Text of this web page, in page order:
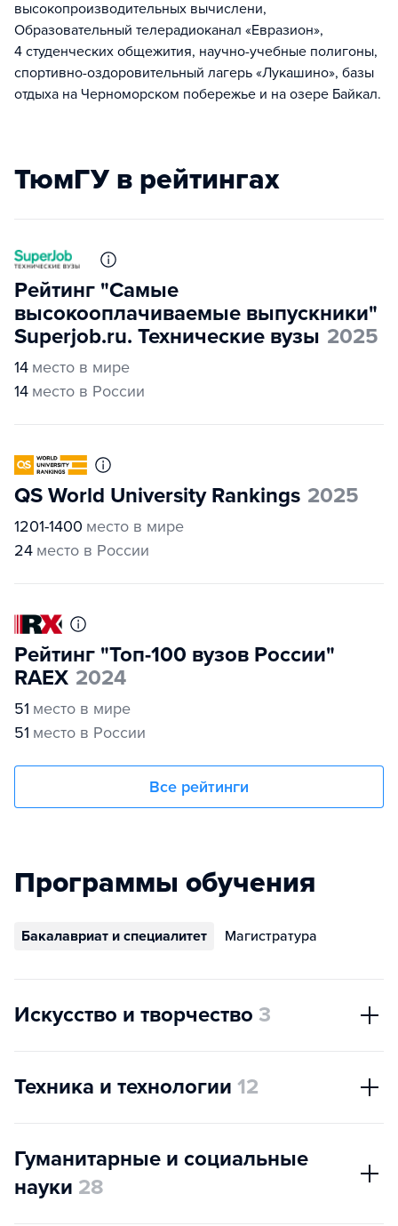
высокопроизводительных вычислени,
Образовательный телерадиоканал «Евразион»,
4 студенческих общежития, научно-учебные полигоны,
спортивно-оздоровительный лагерь «Лукашино», базы
отдыха на Черноморском побережье и на озере Байкал.
ТюмГУ в рейтингах
Рейтинг "Самые
высокооплачиваемые выпускники"
Superjob.ru. Технические вузы 2025
14 место в мире
14 место в России
QS World University Rankings 2025
1201-1400 место в мире
24 место в России
Рейтинг "Топ-100 вузов России"
RAEX 2024
51 место в мире
51 место в России
Все рейтинги
Программы обучения
Бакалавриат и специалитет Магистратура
Искусство и творчество 3
Техника и технологии 12
Гуманитарные и социальные
науки 28